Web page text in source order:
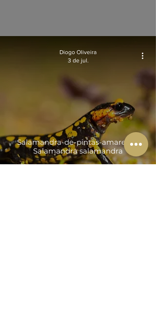
Salamandra-de-pintas-amarelas |
Salamandra salamandra
Diogo Oliveira
3 de jul.